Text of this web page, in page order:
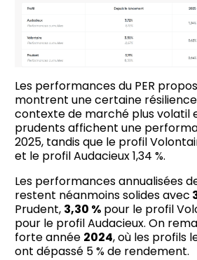
Les performances du PER
montrent une certaine
contexte de marché plus volatil
prudents affichent une
2025, tandis que le profil
et le profil Audacieux 1,34 %.
Les performances annualisées
restent néanmoins solides avec
Prudent, 3,30 % pour le profil
pour le profil Audacieux. On
forte année 2024, où les profils
ont dépassé 5 % de rendement.